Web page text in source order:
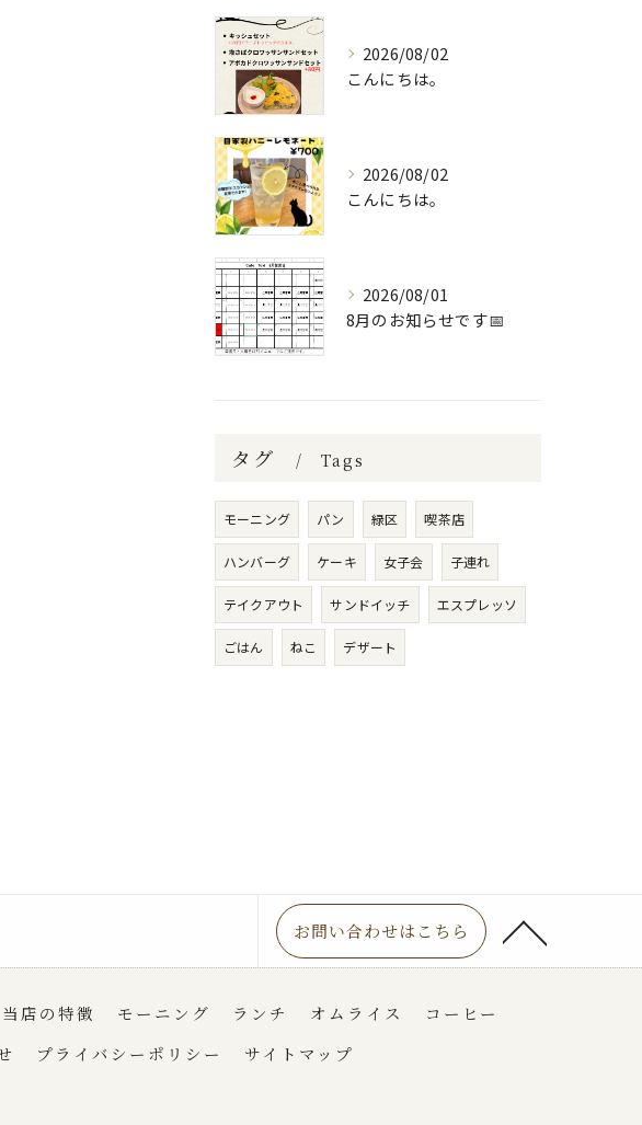
2026/08/02
こんにちは。
2026/08/02
こんにちは。
2026/08/01
8月のお知らせです📅
タグ Tags
モーニング パン 緑区 喫茶店
ハンバーグ ケーキ 女子会 子連れ
テイクアウト サンドイッチ エスプレッソ
ごはん ねこ デザート
お問い合わせはこちら
当店の特徴 モーニング ランチ オムライス
コーヒー
プライバシーポリシー サイトマップ